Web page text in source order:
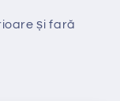
și fară